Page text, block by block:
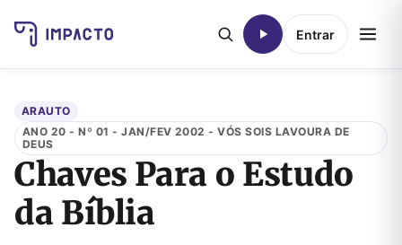
Entrar
ARAUTO
ANO 20 - Nº 01 - JAN/FEV 2002 - VÓS SOIS LAVOURA DE
DEUS
Chaves Para o Estudo
da Bíblia